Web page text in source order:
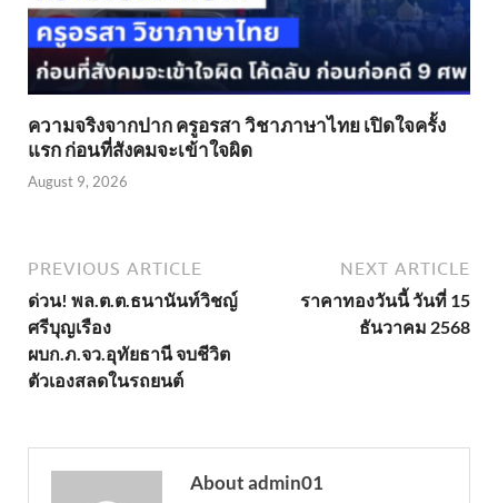
ความจริงจากปาก ครูอรสา วิชาภาษาไทย เปิดใจครั้ง
แรก ก่อนที่สังคมจะเข้าใจผิด
August 9, 2026
PREVIOUS ARTICLE
ด่วน! พล.ต.ต.ธนานันท์วิชญ์
ศรีบุญเรือง
ผบก.ภ.จว.อุทัยธานี จบชีวิต
ตัวเองสลดในรถยนต์
NEXT ARTICLE
ราคาทองวันนี้ วันที่ 15
ธันวาคม 2568
About admin01